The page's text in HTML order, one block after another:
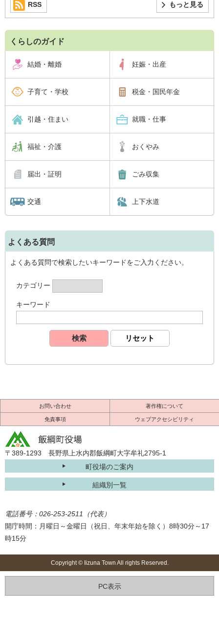
もっと見る
RSS
くらしのガイド
結婚・離婚 妊娠・出産
子育て・学校 税金・国民年金
引越・住まい 就職・仕事
福祉・介護 おくやみ
届出・証明 ごみ収集
交通 上下水道
よくある質問
よくある質問で検索したいキーワードをご入力ください。
カテゴリー
キーワード
お問い合わせ 著作権について
免責事項 ウェブアクセシビリティ
〒389-1293 長野県上水内郡飯綱町大字牟礼2795-1
町役場のご案内
組織別一覧
電話番号：026-253-2511（代表）
開庁時間：月曜日～金曜日（祝日、年末年始を除く）8時30分～17
時15分
Copyright © Iizuna Town All rights Reserved.
PC表示